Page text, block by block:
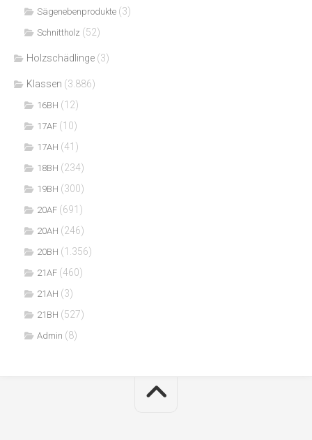
Sägenebenprodukte (3)
Schnittholz (52)
Holzschädlinge (3)
Klassen (3.886)
16BH (12)
17AF (10)
17AH (41)
18BH (234)
19BH (300)
20AF (691)
20AH (246)
20BH (1.356)
21AF (460)
21AH (3)
21BH (527)
Admin (8)